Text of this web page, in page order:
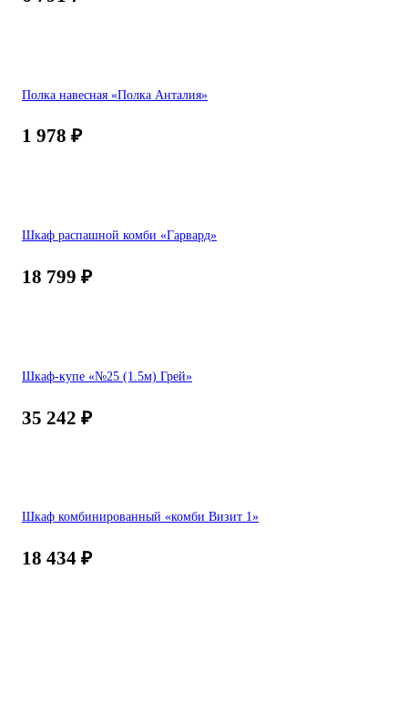
Полка навесная «Полка Анталия»
1 978 ₽
Шкаф распашной комби «Гарвард»
18 799 ₽
Шкаф-купе «№25 (1.5м) Грей»
35 242 ₽
Шкаф комбинированный «комби Визит 1»
18 434 ₽